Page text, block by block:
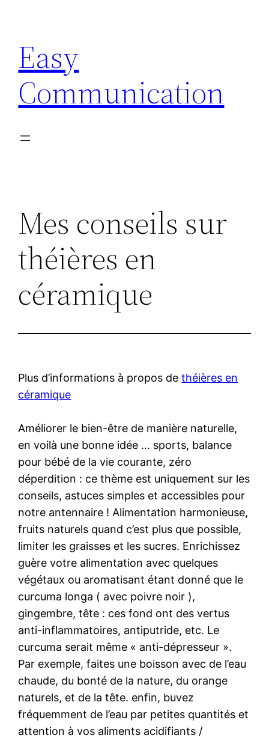
contenu
Easy
Communication
Mes conseils sur
théières en
céramique
Plus d’informations à propos dethéières en
céramique
Améliorer le bien-être de manière naturelle,
en voilà une bonne idée … sports, balance
pour bébé de la vie courante, zéro
déperdition : ce thème est uniquement sur les
conseils, astuces simples et accessibles pour
notre antennaire ! Alimentation harmonieuse,
fruits naturels quand c’est plus que possible,
limiter les graisses et les sucres. Enrichissez
guère votre alimentation avec quelques
végétaux ou aromatisant étant donné que le
curcuma longa ( avec poivre noir ),
gingembre, tête : ces fond ont des vertus
anti-inflammatoires, antiputride, etc. Le
curcuma serait même « anti-dépresseur ».
Par exemple, faites une boisson avec de l’eau
chaude, du bonté de la nature, du orange
naturels, et de la tête. enfin, buvez
fréquemment de l’eau par petites quantités et
attention à vos aliments acidifiants /